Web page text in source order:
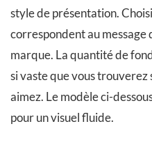
style de présentation.
correspondent au
marque. La quantité de
si vaste que vous
aimez. Le modèle ci-
pour un visuel fluide.